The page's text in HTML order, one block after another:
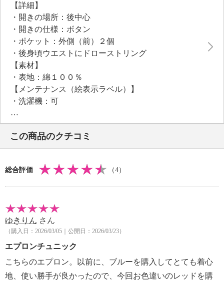
っとした収納に便利。
袖口はゴム入りで、たくし上げができるので、水仕事
の際にも重宝します。
後ろ腰部分のひもを絞ればすっきりとしたシルエット
に。
家事はもちろん、おうちでのくつろぎタイムも、いつ
もより華やいだ気分で過ごせそう。
【詳細】
・開きの場所：後中心
・開きの仕様：ボタン
・ポケット：外側（前）２個
・後身頃ウエストにドローストリング
【素材】
・表地：綿１００％
【メンテナンス（絵表示ラベル）】
・洗濯機：可
・漂白処理：塩素系・酸素系漂白不可
・タンブル乾燥：不可
・自然乾燥：日陰の吊り干し
・アイロン仕上げ：可（中温）
【メンテナンス（ケアラベル）】
・単品洗い
・ネット使用
・無蛍光洗剤使用
・火気注意
【原産国（地）】
・中国製
この商品のクチコミ
総合評価 （4）
ゆきりん さん
（購入日：2026/03/05｜公開日：2026/03/23）
エプロンチュニック
こちらのエプロン。以前に、ブルーを購入してとても着心
地、使い勝手が良かったので、今回お色違いのレッドを購